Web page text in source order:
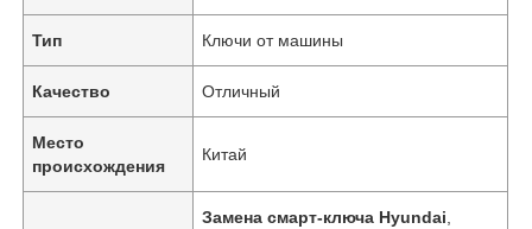
Тип Ключи от машины
Качество Отличный
Место
происхождения
Китай
Замена смарт-ключа Hyundai